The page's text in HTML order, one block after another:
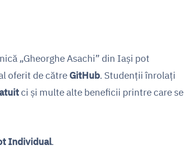
„Gheorghe Asachi” din Iași pot
oferit de către GitHub. Studenții înrolați
ci și multe alte beneficii printre care se
Individual.